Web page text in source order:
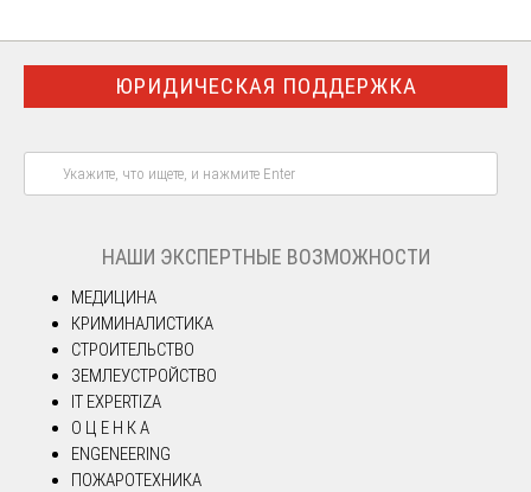
ЮРИДИЧЕСКАЯ ПОДДЕРЖКА
НАШИ ЭКСПЕРТНЫЕ ВОЗМОЖНОСТИ
МЕДИЦИНА
КРИМИНАЛИСТИКА
СТРОИТЕЛЬСТВО
ЗЕМЛЕУСТРОЙСТВО
IT EXPERTIZA
О Ц Е Н К А
ENGENEERING
ПОЖАРОТЕХНИКА